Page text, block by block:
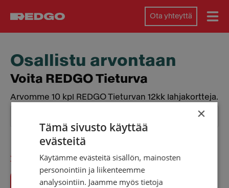
Ota yhteyttä
Osallistu arvontaan
Voita REDGO Tieturva
Arvomme 10 kpl REDGO Tieturvan 12kk lahjakortteja.
Hyväksyn ehdot
Yksityisyyden ja tietojenkäsittelyn ehdot
×
Tämä sivusto käyttää
evästeitä
Käytämme evästeitä sisällön, mainosten
personointiin ja liikenteemme
analysointiin. Jaamme myös tietoja